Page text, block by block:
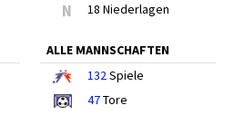
N 18 Niederlagen
ALLE MANNSCHAFTEN
132Spiele
47Tore